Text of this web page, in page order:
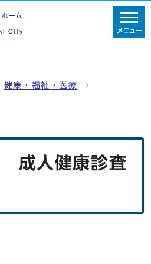
ホーム
メニュー
健康・福祉・医療
成人健康診査